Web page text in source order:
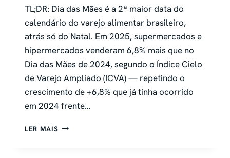
TL;DR: Dia das Mães é a 2ª maior data do
calendário do varejo alimentar brasileiro,
atrás só do Natal. Em 2025, supermercados e
hipermercados venderam 6,8% mais que no
Dia das Mães de 2024, segundo o Índice Cielo
de Varejo Ampliado (ICVA) — repetindo o
crescimento de +6,8% que já tinha ocorrido
em 2024 frente…
LER MAIS DIA